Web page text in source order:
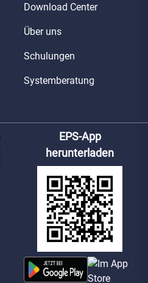
Download Center
Über uns
Schulungen
Systemberatung
EPS-App
herunterladen